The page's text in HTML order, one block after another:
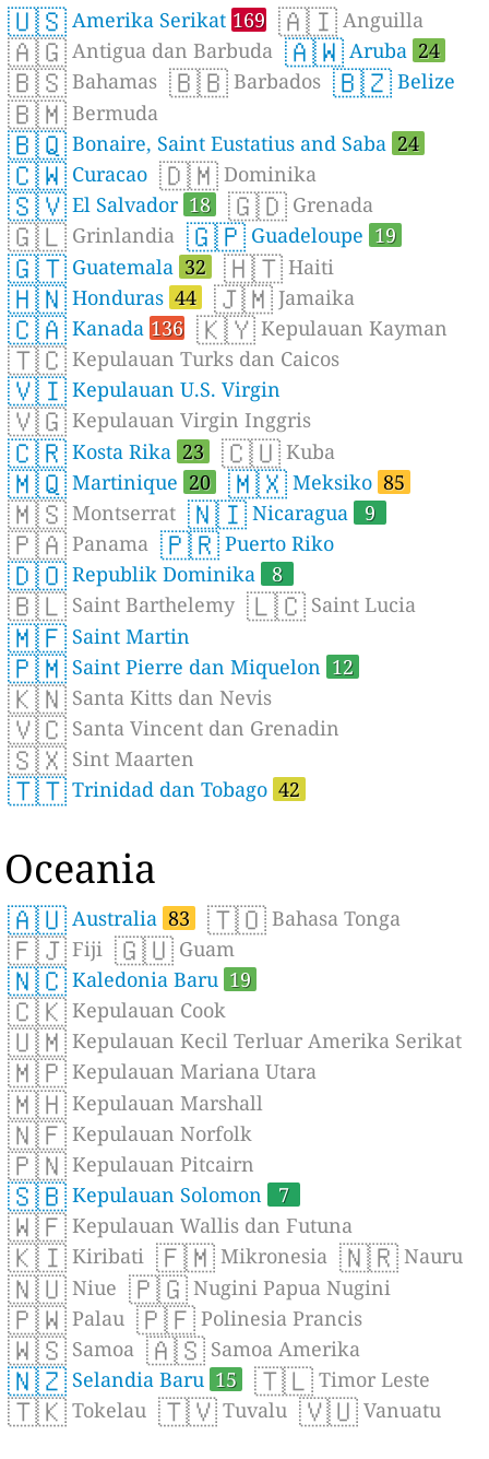
🇺🇸 Amerika Serikat 169 🇦🇮 Anguilla
🇦🇬 Antigua dan Barbuda 🇦🇼 Aruba 24
🇧🇸 Bahamas 🇧🇧 Barbados 🇧🇿 Belize
🇧🇲 Bermuda
🇧🇶 Bonaire, Saint Eustatius and Saba 24
🇨🇼 Curacao 🇩🇲 Dominika
🇸🇻 El Salvador 18 🇬🇩 Grenada
🇬🇱 Grinlandia 🇬🇵 Guadeloupe 19
🇬🇹 Guatemala 32 🇭🇹 Haiti
🇭🇳 Honduras 44 🇯🇲 Jamaika
🇨🇦 Kanada 136 🇰🇾 Kepulauan Kayman
🇹🇨 Kepulauan Turks dan Caicos
🇻🇮 Kepulauan U.S. Virgin
🇻🇬 Kepulauan Virgin Inggris
🇨🇷 Kosta Rika 23 🇨🇺 Kuba
🇲🇶 Martinique 20 🇲🇽 Meksiko 85
🇲🇸 Montserrat 🇳🇮 Nicaragua 9
🇵🇦 Panama 🇵🇷 Puerto Riko
🇩🇴 Republik Dominika 8
🇧🇱 Saint Barthelemy 🇱🇨 Saint Lucia
🇲🇫 Saint Martin
🇵🇲 Saint Pierre dan Miquelon 12
🇰🇳 Santa Kitts dan Nevis
🇻🇨 Santa Vincent dan Grenadin
🇸🇽 Sint Maarten
🇹🇹 Trinidad dan Tobago 42
Oceania
🇦🇺 Australia 83 🇹🇴 Bahasa Tonga
🇫🇯 Fiji 🇬🇺 Guam
🇳🇨 Kaledonia Baru 19
🇨🇰 Kepulauan Cook
🇺🇲 Kepulauan Kecil Terluar Amerika Serikat
🇲🇵 Kepulauan Mariana Utara
🇲🇭 Kepulauan Marshall
🇳🇫 Kepulauan Norfolk
🇵🇳 Kepulauan Pitcairn
🇸🇧 Kepulauan Solomon 7
🇼🇫 Kepulauan Wallis dan Futuna
🇰🇮 Kiribati 🇫🇲 Mikronesia 🇳🇷 Nauru
🇳🇺 Niue 🇵🇬 Nugini Papua Nugini
🇵🇼 Palau 🇵🇫 Polinesia Prancis
🇼🇸 Samoa 🇦🇸 Samoa Amerika
🇳🇿 Selandia Baru 15 🇹🇱 Timor Leste
🇹🇰 Tokelau 🇹🇻 Tuvalu 🇻🇺 Vanuatu